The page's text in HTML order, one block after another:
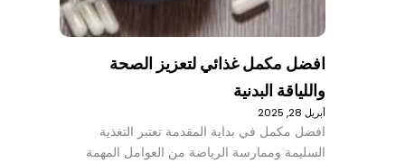
افضل مكمل غذائي لتعزيز الصحة
واللياقة البدنية
أبريل 28, 2025
افضل مكمل في بداية المقدمة تعتبر التغذية
السليمة وممارسة الرياضة من العوامل المهمة